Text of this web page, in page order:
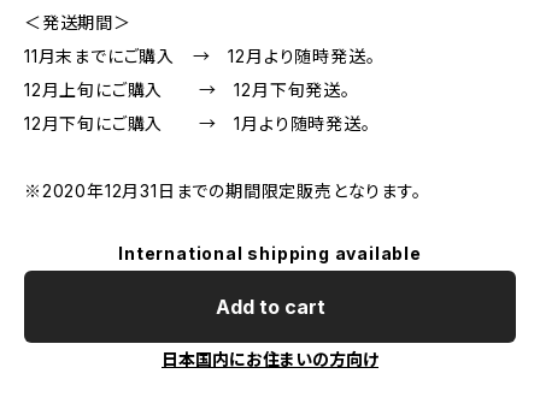
＜発送期間＞
11月末までにご購入 → 12月より随時発送。
12月上旬にご購入 → 12月下旬発送。
12月下旬にご購入 → 1月より随時発送。
※2020年12月31日までの期間限定販売となります。
International shipping available
Add to cart
日本国内にお住まいの方向け